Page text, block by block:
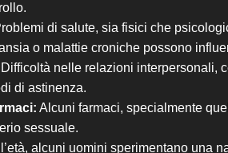
di salute, sia fisici che
o malattie croniche possono
Difficoltà nelle relazioni interpersonali,
di astinenza.
Alcuni farmaci, specialmente
sessuale.
alcuni uomini sperimentano una